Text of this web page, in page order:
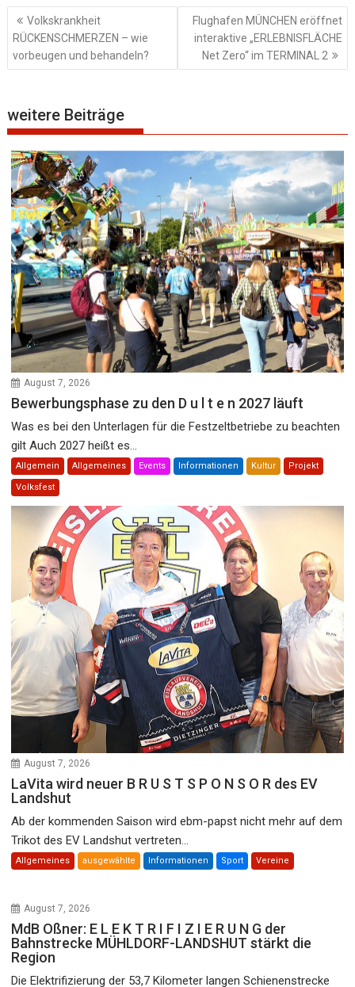
Beitragsnavigation
Volkskrankheit
RÜCKENSCHMERZEN – wie
vorbeugen und behandeln?
Flughafen MÜNCHEN eröffnet
interaktive „ERLEBNISFLÄCHE
Net Zero“ im TERMINAL 2
weitere Beiträge
August 7, 2026
Bewerbungsphase zu den D u l t e n 2027 läuft
Was es bei den Unterlagen für die Festzeltbetriebe zu beachten
gilt Auch 2027 heißt es...
Allgemein Allgemeines Events Informationen Kultur Projekt
Volksfest
August 7, 2026
LaVita wird neuer B R U S T S P O N S O R des EV
Landshut
Ab der kommenden Saison wird ebm-papst nicht mehr auf dem
Trikot des EV Landshut vertreten...
Allgemeines ausgewählte Informationen Sport Vereine
August 7, 2026
MdB Oßner: E L E K T R I F I Z I E R U N G der
Bahnstrecke MÜHLDORF-LANDSHUT stärkt die
Region
Die Elektrifizierung der 53,7 Kilometer langen Schienenstrecke